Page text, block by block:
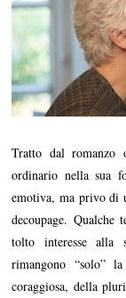
Tratto dal romanzo
ordinario nella sua
emotiva, ma privo di
decoupage. Qualche
tolto interesse alla
rimangono “solo”
coraggiosa, della